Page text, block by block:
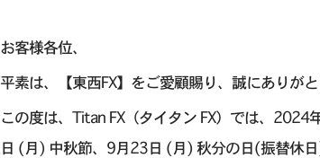
お客様各位、
平素は、【東西FX】をご愛顧賜り、誠にありがと
この度は、Titan FX（タイタン FX）では、
日 (月) 中秋節、9月23日 (月) 秋分の日(振替休